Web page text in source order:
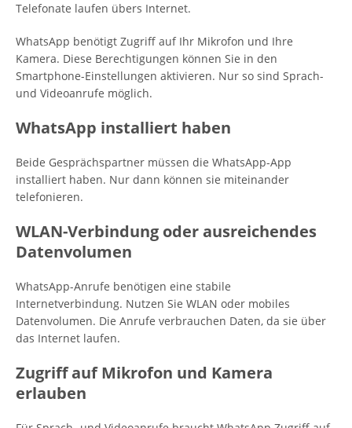
Telefonate laufen übers Internet.
WhatsApp benötigt Zugriff auf Ihr Mikrofon und Ihre
Kamera. Diese Berechtigungen können Sie in den
Smartphone-Einstellungen aktivieren. Nur so sind Sprach-
und Videoanrufe möglich.
WhatsApp installiert haben
Beide Gesprächspartner müssen die WhatsApp-App
installiert haben. Nur dann können sie miteinander
telefonieren.
WLAN-Verbindung oder ausreichendes
Datenvolumen
WhatsApp-Anrufe benötigen eine stabile
Internetverbindung. Nutzen Sie WLAN oder mobiles
Datenvolumen. Die Anrufe verbrauchen Daten, da sie über
das Internet laufen.
Zugriff auf Mikrofon und Kamera
erlauben